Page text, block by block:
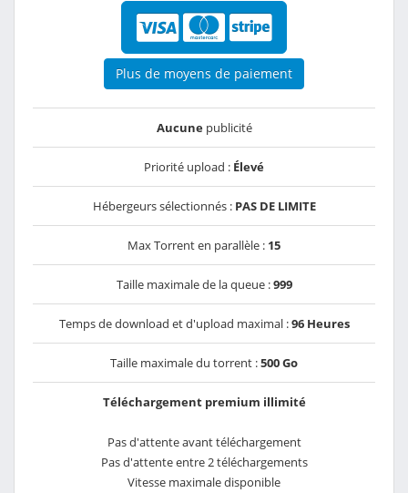
Plus de moyens de paiement
Aucunepublicité
Priorité upload : Élevé
Hébergeurs sélectionnés : PAS DE LIMITE
Max Torrent en parallèle : 15
Taille maximale de la queue :999
Temps de download et d'upload maximal :96 Heures
Taille maximale du torrent :500 Go
Téléchargement premium illimité
Pas d'attente avant téléchargement
Pas d'attente entre 2 téléchargements
Vitesse maximale disponible